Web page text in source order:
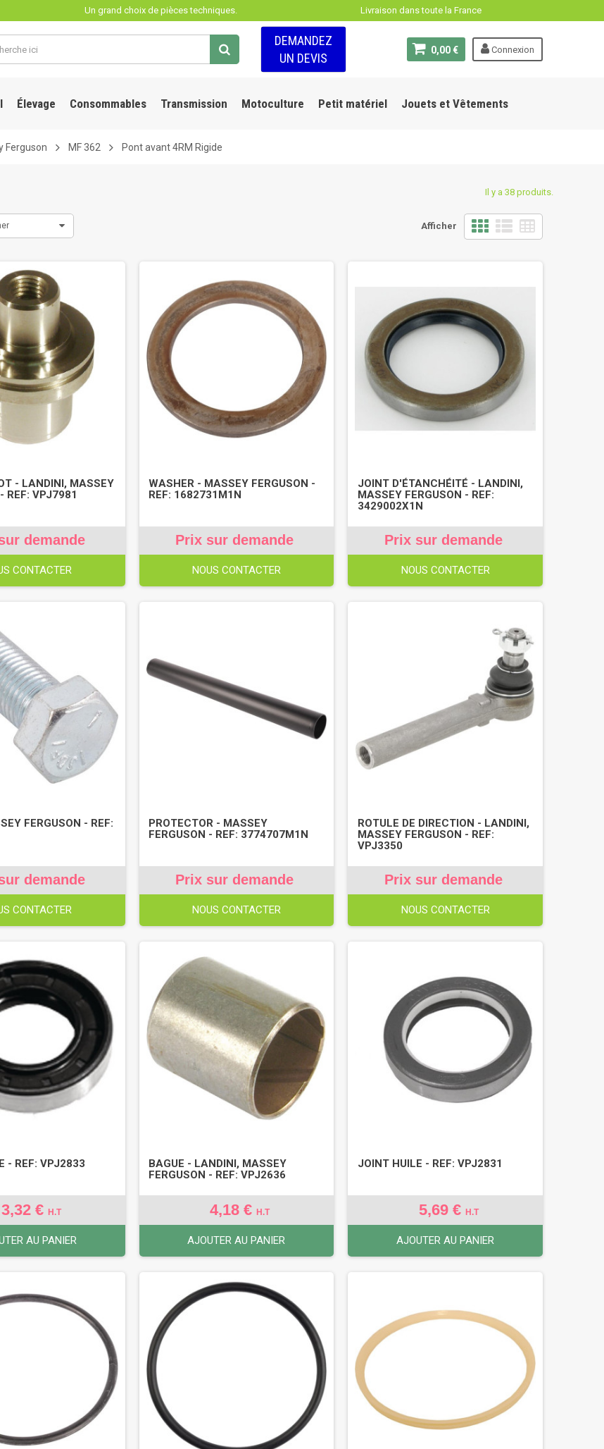
Un grand choix de pièces techniques. Livraison dans toute la France
Connexion
0,00 €
DEMANDEZ
UN DEVIS
Élevage Consommables Transmission Motoculture Petit matériel Jouets et Vêtements
Ferguson MF 362 Pont avant 4RM Rigide
Il y a 38 produits.
Afficher
- LANDINI, MASSEY
REF: VPJ7981
demande
CONTACTER
WASHER - MASSEY FERGUSON -
REF: 1682731M1N
Prix sur demande
NOUS CONTACTER
JOINT D'ÉTANCHÉITÉ - LANDINI,
MASSEY FERGUSON - REF:
3429002X1N
Prix sur demande
NOUS CONTACTER
FERGUSON - REF:
demande
CONTACTER
PROTECTOR - MASSEY
FERGUSON - REF: 3774707M1N
Prix sur demande
NOUS CONTACTER
ROTULE DE DIRECTION - LANDINI,
MASSEY FERGUSON - REF:
VPJ3350
Prix sur demande
NOUS CONTACTER
- REF: VPJ2833
3,32 € H.T
AU PANIER
BAGUE - LANDINI, MASSEY
FERGUSON - REF: VPJ2636
4,18 €H.T
AJOUTER AU PANIER
JOINT HUILE - REF: VPJ2831
5,69 €H.T
AJOUTER AU PANIER